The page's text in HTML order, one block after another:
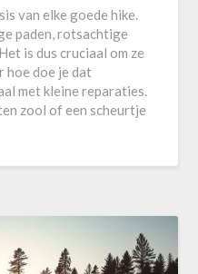
van elke goede hike.
paden, rotsachtige
is dus cruciaal om ze
hoe doe je dat
met kleine reparaties.
zool of een scheurtje